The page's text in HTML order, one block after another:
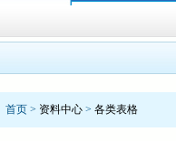
首页 > 资料中心 > 各类表格